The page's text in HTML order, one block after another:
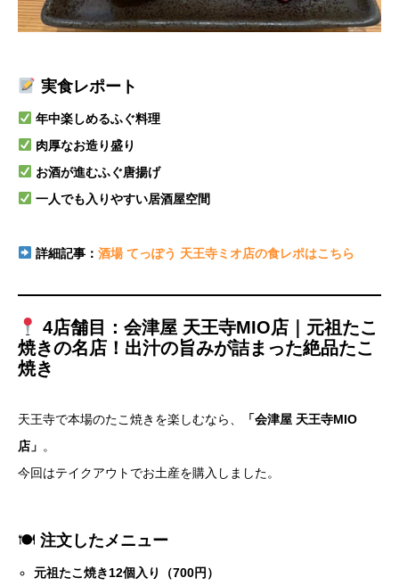
実食レポート
年中楽しめるふぐ料理
肉厚なお造り盛り
お酒が進むふぐ唐揚げ
一人でも入りやすい居酒屋空間
詳細記事： 酒場 てっぽう 天王寺ミオ店の食レポはこちら
4店舗目：会津屋 天王寺MIO店｜元祖たこ
焼きの名店！出汁の旨みが詰まった絶品たこ
焼き
天王寺で本場のたこ焼きを楽しむなら、
「会津屋 天王寺MIO
店」 。
今回はテイクアウトでお土産を購入しました。
🍽 注文したメニュー
元祖たこ焼き12個入り（700円）